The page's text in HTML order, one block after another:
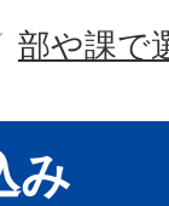
部や課で
み